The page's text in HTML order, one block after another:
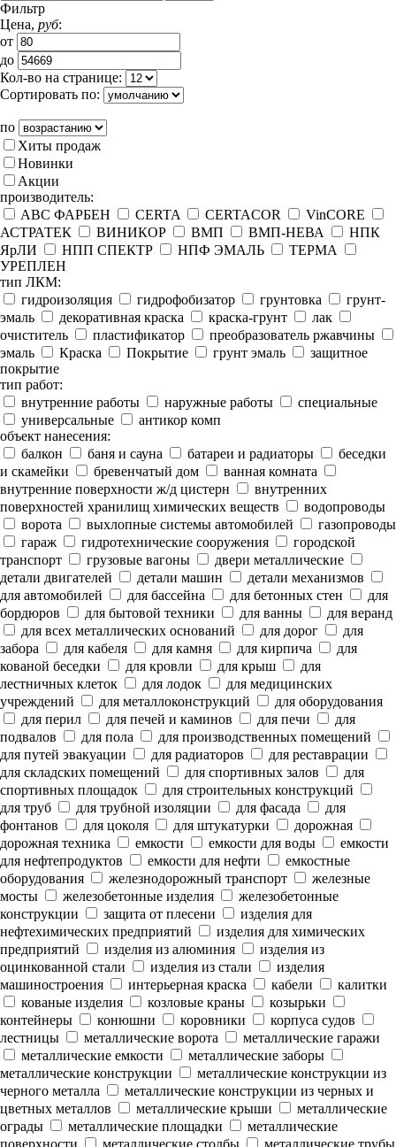
Фильтр
Цена, руб:
от
до
Кол-во на странице:
Сортировать по:
по
Хиты продаж
Новинки
Акции
производитель:
ABC ФАРБЕН
CERTA CERTACOR
VinCORE
АСТРАТЕК
ВИНИКОР ВМП ВМП-НЕВА
НПК
ЯрЛИ
НПП СПЕКТР НПФ ЭМАЛЬ
ТЕРМА
УРЕПЛЕН
тип ЛКМ:
гидроизоляция
гидрофобизатор грунтовка
грунт-
эмаль
декоративная краска краска-грунт
лак
очиститель
пластификатор
преобразователь ржавчины
эмаль
Краска Покрытие грунт эмаль
защитное
покрытие
тип работ:
внутренние работы
наружные работы
специальные
универсальные
антикор комп
объект нанесения:
балкон
баня и сауна батареи и радиаторы
беседки
и скамейки
бревенчатый дом
ванная комната
внутренние поверхности ж/д цистерн
внутренних
поверхностей хранилищ химических веществ
водопроводы
ворота
выхлопные системы автомобилей
газопроводы
гараж
гидротехнические сооружения
городской
транспорт
грузовые вагоны
двери металлические
детали двигателей
детали машин
детали механизмов
для автомобилей
для бассейна для бетонных стен
для
бордюров
для бытовой техники для ванны
для веранд
для всех металлических оснований
для дорог
для
забора
для кабеля для камня для кирпича
для
кованой беседки
для кровли для крыш
для
лестничных клеток
для лодок
для медицинских
учреждений
для металлоконструкций
для оборудования
для перил
для печей и каминов для печи
для
подвалов
для пола
для производственных помещений
для путей эвакуации
для радиаторов
для реставрации
для складских помещений
для спортивных залов
для
спортивных площадок
для строительных конструкций
для труб
для трубной изоляции для фасада
для
фонтанов
для цоколя для штукатурки
дорожная
дорожная техника
емкости емкости для воды
емкости
для нефтепродуктов
емкости для нефти
емкостные
оборудования
железнодорожный транспорт
железные
мосты
железобетонные изделия
железобетонные
конструкции
защита от плесени
изделия для
нефтехимических предприятий
изделия для химических
предприятий
изделия из алюминия
изделия из
оцинкованной стали
изделия из стали
изделия
машиностроения
интерьерная краска кабели
калитки
кованые изделия
козловые краны
козырьки
контейнеры
конюшни коровники
корпуса судов
лестницы
металлические ворота
металлические гаражи
металлические емкости
металлические заборы
металлические конструкции
металлические конструкции из
черного металла
металлические конструкции из черных и
цветных металлов
металлические крыши
металлические
ограды
металлические площадки
металлические
поверхности
металлические столбы металлические трубы